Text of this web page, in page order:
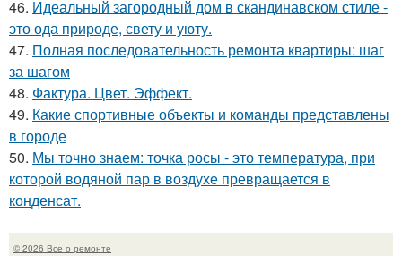
46. Идеальный загородный дом в скандинавском стиле -
это ода природе, свету и уюту.
47. Полная последовательность ремонта квартиры: шаг
за шагом
48. Фактура. Цвет. Эффект.
49. Какие спортивные объекты и команды представлены
в городе
50. Мы точно знаем: точка росы - это температура, при
которой водяной пар в воздухе превращается в
конденсат.
© 2026 Все о ремонте